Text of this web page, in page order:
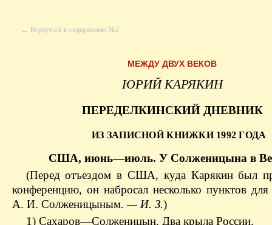
← Вернуться к содержанию №2
МЕЖДУ ДВУХ ВЕКОВ
ЮРИЙ КАРЯКИН
ПЕРЕДЕЛКИНСКИЙ ДНЕВНИК
ИЗ ЗАПИСНОЙ КНИЖКИ 1992 ГОДА
США, июнь—июль. У Солженицына в
(Перед отъездом в США, куда Карякин был
конференцию, он набросал несколько пунктов для
А. И. Солженицыным. — И. З.)
1) Сахаров—Солженицын. Два крыла России.